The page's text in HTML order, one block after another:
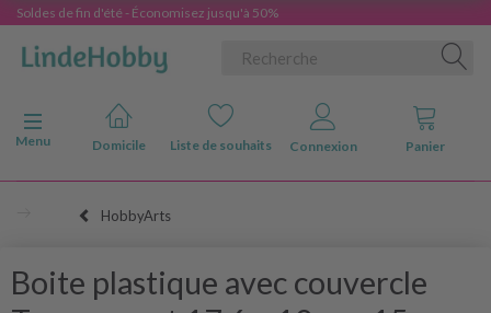
Soldes de fin d'été - Économisez jusqu'à 50%
Basculer la navigation
Menu
Domicile Liste de souhaits Connexion Panier
HobbyArts
Boite plastique avec couvercle